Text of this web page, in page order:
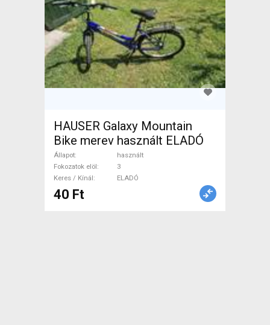
HAUSER Galaxy Mountain
Bike merev használt ELADÓ
Állapot
használt
Fokozatok elöl
3
Keres / Kínál
ELADÓ
40 Ft